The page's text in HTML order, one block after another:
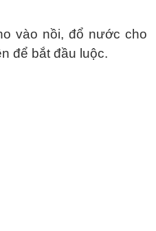
vào nồi, đổ nước cho
để bắt đầu luộc.